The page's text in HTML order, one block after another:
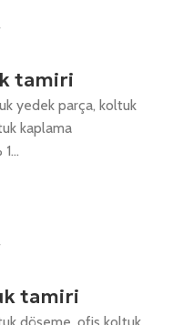
tamiri
yedek parça, koltuk
kaplama
tamiri